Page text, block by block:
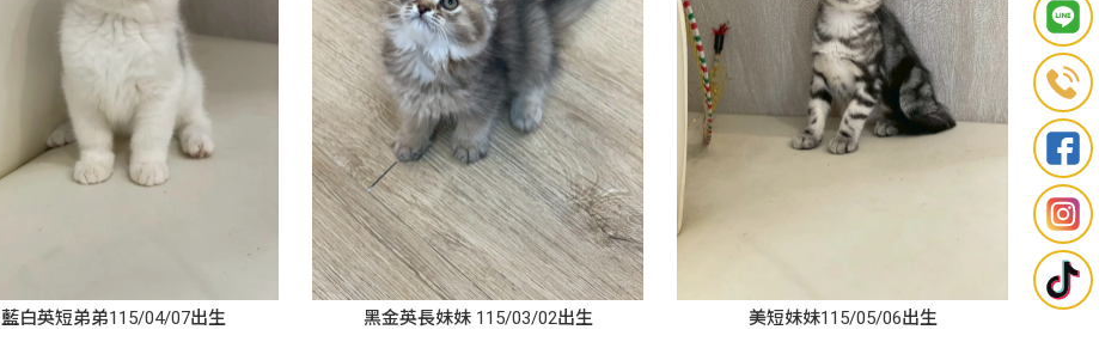
藍白英短弟弟115/04/07出生 黑金英長妹妹 115/03/02出生 美短妹妹115/05/06出生